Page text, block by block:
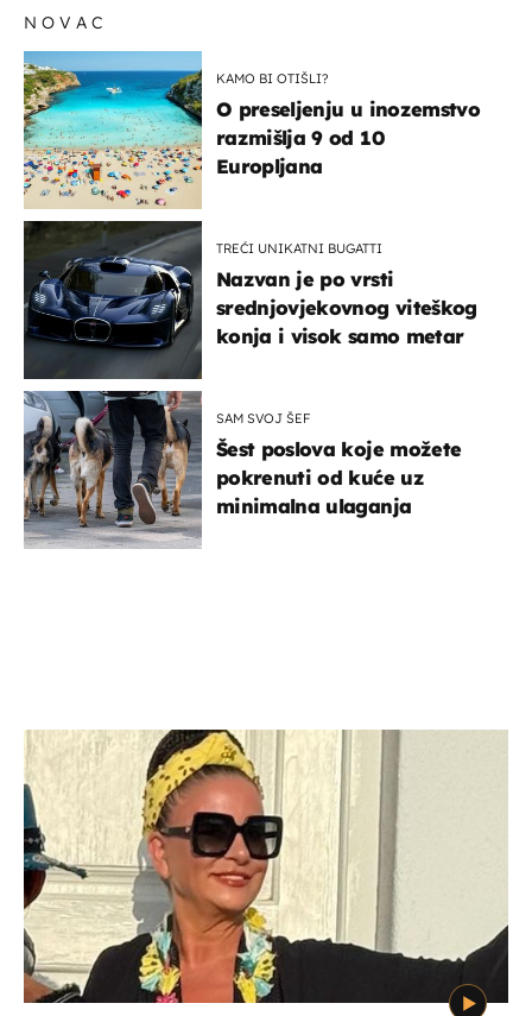
NOVAC
KAMO BI OTIŠLI?
O preseljenju u inozemstvo
razmišlja 9 od 10
Europljana
TREĆI UNIKATNI BUGATTI
Nazvan je po vrsti
srednjovjekovnog viteškog
konja i visok samo metar
SAM SVOJ ŠEF
Šest poslova koje možete
pokrenuti od kuće uz
minimalna ulaganja